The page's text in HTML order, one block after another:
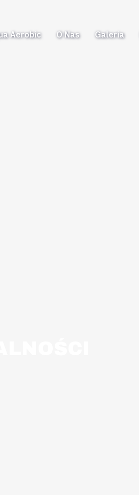
Aerobic O Nas Galeria